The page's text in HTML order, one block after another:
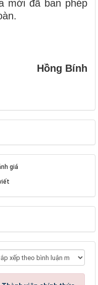
mới đã ban phép
Hồng Bính
giá